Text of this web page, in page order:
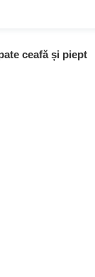
ceafă și piept